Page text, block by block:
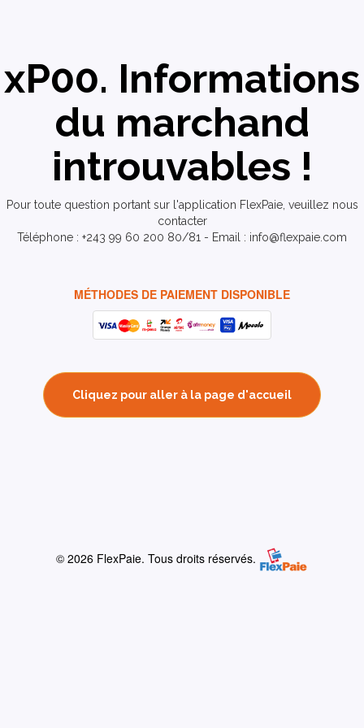
xP00. Informations
du marchand
introuvables !
Pour toute question portant sur l'application FlexPaie, veuillez nous
contacter
Téléphone : +243 99 60 200 80/81 - Email : info@flexpaie.com
MÉTHODES DE PAIEMENT DISPONIBLE
Cliquez pour aller à la page d'accueil
© 2026 FlexPaie. Tous droits réservés.